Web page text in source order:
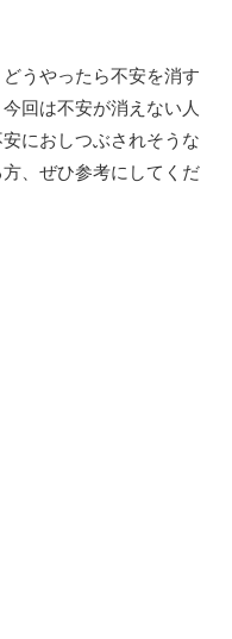
うやったら不安を消す
回は不安が消えない人
におしつぶされそうな
、ぜひ参考にしてくだ